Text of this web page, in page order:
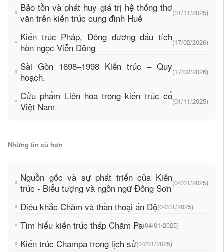
Bảo tồn và phát huy giá trị hệ thống thơ
văn trên kiến trúc cung đình Huế
(01/11/2025)
Kiến trúc Pháp, Đông dương dấu tích
hòn ngọc Viễn Đông
(17/02/2026)
Sài Gòn 1698–1998 Kiến trúc – Quy
hoạch.
(17/02/2026)
Cửu phẩm Liên hoa trong kiến trúc cổ
Việt Nam
(01/11/2025)
Những tin cũ hơn
Nguồn gốc và sự phát triển của Kiến
trúc - Biểu tượng và ngôn ngữ Đông Sơn(04/01/2025)
Điêu khắc Chăm và thần thoại ấn Độ(04/01/2025)
Tìm hiểu kiến trúc tháp Chăm Pa(04/01/2025)
Kiến trúc Champa trong lịch sử(04/01/2025)